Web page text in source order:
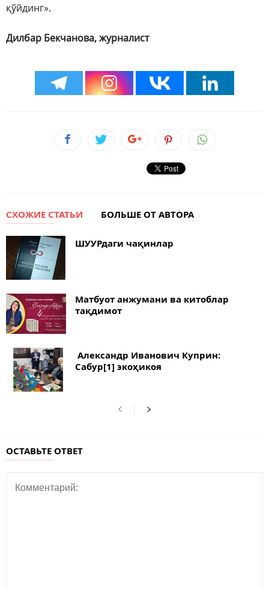
қўйдинг».
Дилбар Бекчанова, журналист
СХОЖИЕ СТАТЬИ БОЛЬШЕ ОТ АВТОРА
ШУУРдаги чақинлар
Матбуот анжумани ва китоблар
тақдимот
Александр Иванович Куприн:
Сабур[1] экоҳикоя
ОСТАВЬТЕ ОТВЕТ